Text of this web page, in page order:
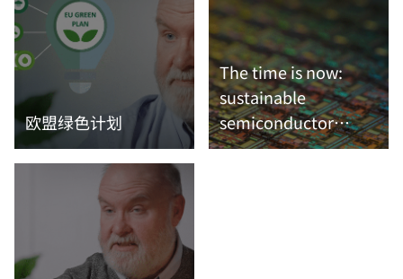
欧盟绿色计划
The time is now:
sustainable
semiconductor
manufacturing